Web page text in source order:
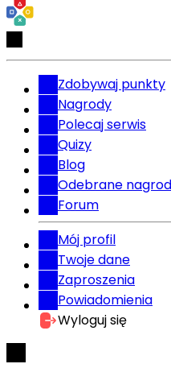
Zdobywaj punkty
Nagrody
Polecaj serwis
Quizy
Blog
Odebrane
Forum
Mój profil
Twoje dane
Zaproszenia
Powiadomienia
Wyloguj się